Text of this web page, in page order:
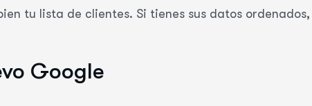
tu lista de clientes. Si tienes sus datos ordenados,
Google